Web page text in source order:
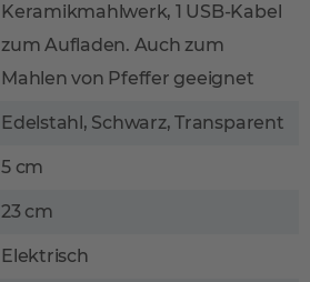
Keramikmahlwerk, 1 USB-Kabel
zum Aufladen. Auch zum
Mahlen von Pfeffer geeignet
Edelstahl, Schwarz, Transparent
5 cm
23 cm
Elektrisch